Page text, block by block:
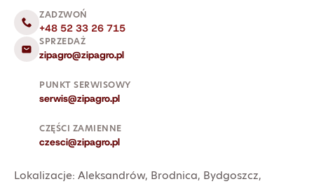
ZADZWOŃ
+48 52 33 26 715
SPRZEDAŻ
zipagro@zipagro.pl
PUNKT SERWISOWY
serwis@zipagro.pl
CZĘŚCI ZAMIENNE
czesci@zipagro.pl
Lokalizacje: Aleksandrów, Brodnica, Bydgoszcz,